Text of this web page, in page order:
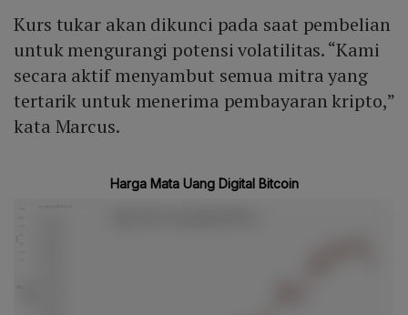
Kurs tukar akan dikunci pada saat pembelian
untuk mengurangi potensi volatilitas. “Kami
secara aktif menyambut semua mitra yang
tertarik untuk menerima pembayaran kripto,”
kata Marcus.